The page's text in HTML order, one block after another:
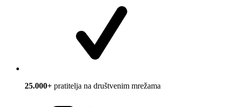
25.000+ pratitelja na društvenim mrežama